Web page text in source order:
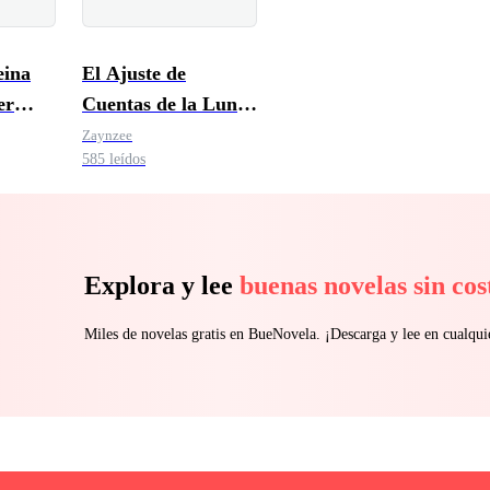
El Ajuste de
Cuentas de la Luna
Púrpura
Zaynzee
585 leídos
Explora y lee buenas novelas sin
Miles de novelas gratis en BueNovela. ¡Descarga y lee en